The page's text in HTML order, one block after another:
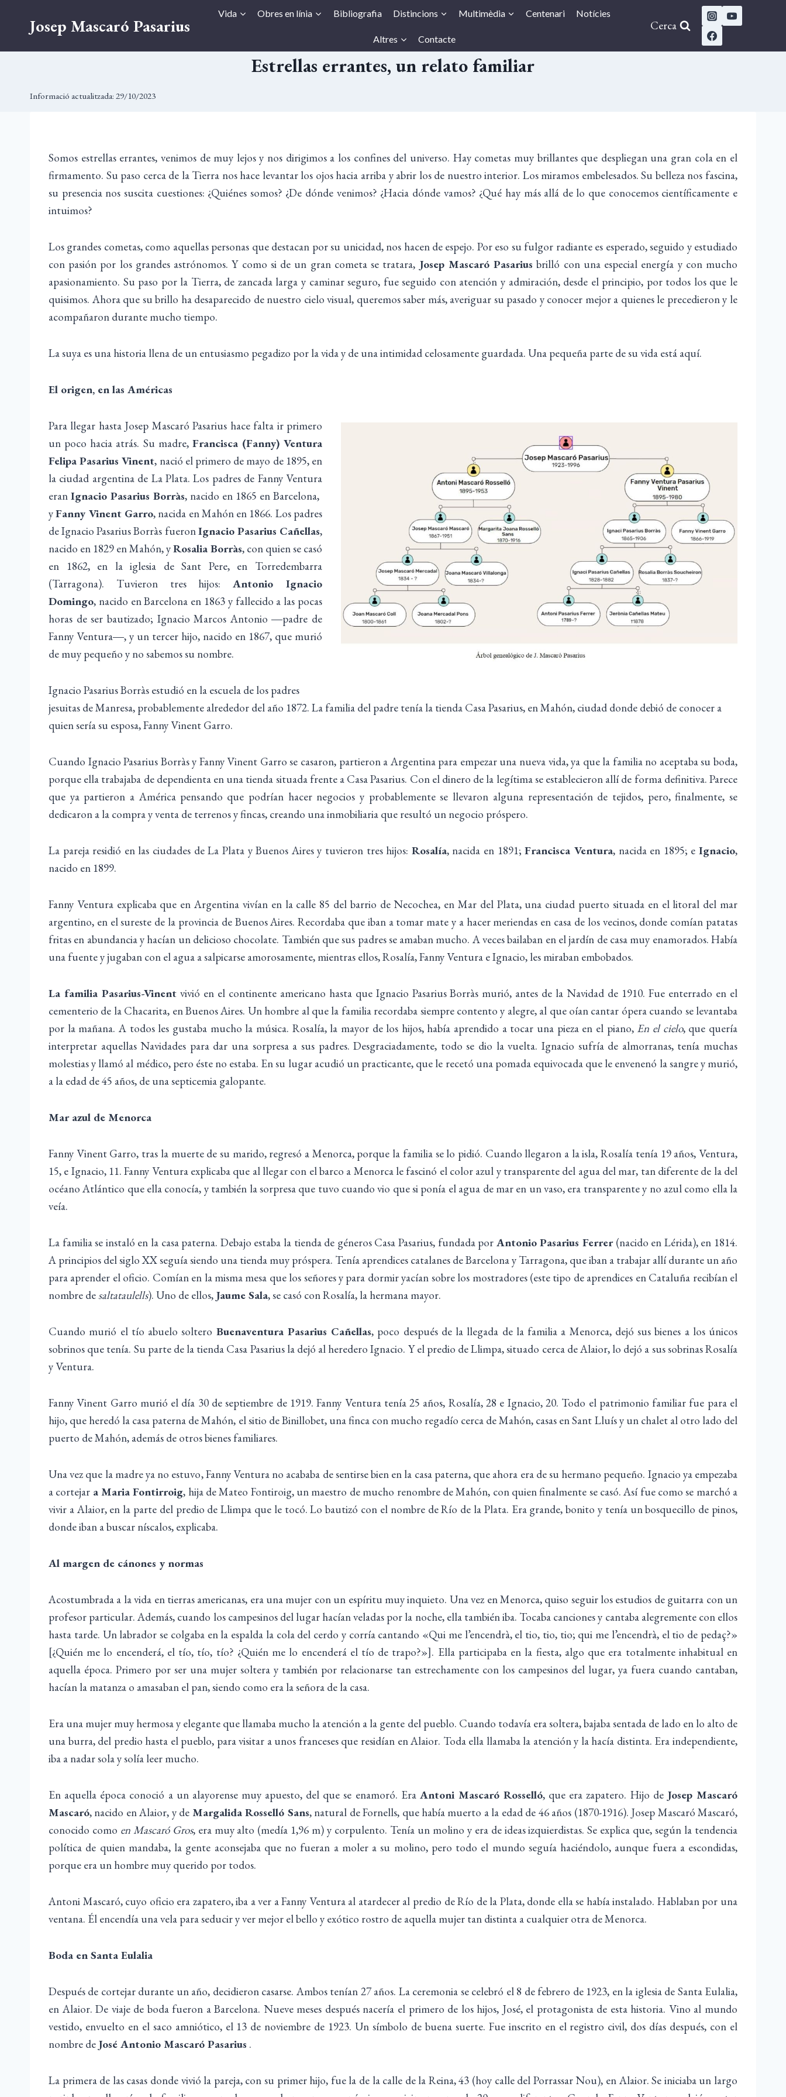
Josep Mascaró Pasarius
Vida Obres en línia Bibliografia Distincions Multimèdia Centenari Notícies
Altres Contacte
Cerca
Estrellas errantes, un relato familiar
Informació actualitzada: 29/10/2023
Somos estrellas errantes, venimos de muy lejos y nos dirigimos a los confines del universo. Hay cometas muy brillantes que despliegan una gran cola en el
firmamento. Su paso cerca de la Tierra nos hace levantar los ojos hacia arriba y abrir los de nuestro interior. Los miramos embelesados. Su belleza nos fascina,
su presencia nos suscita cuestiones: ¿Quiénes somos? ¿De dónde venimos? ¿Hacia dónde vamos? ¿Qué hay más allá de lo que conocemos científicamente e
intuimos?
Los grandes cometas, como aquellas personas que destacan por su unicidad, nos hacen de espejo. Por eso su fulgor radiante es esperado, seguido y estudiado
con pasión por los grandes astrónomos. Y como si de un gran cometa se tratara, Josep Mascaró Pasarius brilló con una especial energía y con mucho
apasionamiento. Su paso por la Tierra, de zancada larga y caminar seguro, fue seguido con atención y admiración, desde el principio, por todos los que le
quisimos. Ahora que su brillo ha desaparecido de nuestro cielo visual, queremos saber más, averiguar su pasado y conocer mejor a quienes le precedieron y le
acompañaron durante mucho tiempo.
La suya es una historia llena de un entusiasmo pegadizo por la vida y de una intimidad celosamente guardada. Una pequeña parte de su vida está aquí.
El origen, en las Américas
Para llegar hasta Josep Mascaró Pasarius hace falta ir primero
un poco hacia atrás. Su madre, Francisca (Fanny) Ventura
Felipa Pasarius Vinent, nació el primero de mayo de 1895, en
la ciudad argentina de La Plata. Los padres de Fanny Ventura
eran Ignacio Pasarius Borràs, nacido en 1865 en Barcelona, ​​
yFanny Vinent Garro, nacida en Mahón en 1866. Los padres
de Ignacio Pasarius Borràs fueronIgnacio Pasarius Cañellas,
nacido en 1829 en Mahón, yRosalia Borràs, con quien se casó
en 1862, en la iglesia de Sant Pere, en Torredembarra
(Tarragona). Tuvieron tres hijos:Antonio Ignacio
Domingo, nacido en Barcelona en 1863 y fallecido a las pocas
horas de ser bautizado; Ignacio Marcos Antonio ―padre de
Fanny Ventura―, y un tercer hijo, nacido en 1867, que murió
de muy pequeño y no sabemos su nombre.
Ignacio Pasarius Borràs estudió en la escuela de los padres
jesuitas de Manresa, probablemente alrededor del año 1872. La familia del padre tenía la tienda Casa Pasarius, en Mahón, ciudad donde debió de conocer a
quien sería su esposa, Fanny Vinent Garro.
Cuando Ignacio Pasarius Borràs y Fanny Vinent Garro se casaron, partieron a Argentina para empezar una nueva vida, ya que la familia no aceptaba su boda,
porque ella trabajaba de dependienta en una tienda situada frente a Casa Pasarius. Con el dinero de la legítima se establecieron allí de forma definitiva. Parece
que ya partieron a América pensando que podrían hacer negocios y probablemente se llevaron alguna representación de tejidos, pero, finalmente, se
dedicaron a la compra y venta de terrenos y fincas, creando una inmobiliaria que resultó un negocio próspero.
La pareja residió en las ciudades de La Plata y Buenos Aires y tuvieron tres hijos: Rosalía, nacida en 1891;Francisca Ventura, nacida en 1895; eIgnacio,
nacido en 1899.
Fanny Ventura explicaba que en Argentina vivían en la calle 85 del barrio de Necochea, en Mar del Plata, una ciudad puerto situada en el litoral del mar
argentino, en el sureste de la provincia de Buenos Aires. Recordaba que iban a tomar mate y a hacer meriendas en casa de los vecinos, donde comían patatas
fritas en abundancia y hacían un delicioso chocolate. También que sus padres se amaban mucho. A veces bailaban en el jardín de casa muy enamorados. Había
una fuente y jugaban con el agua a salpicarse amorosamente, mientras ellos, Rosalía, Fanny Ventura e Ignacio, les miraban embobados.
La familia Pasarius-Vinentvivió en el continente americano hasta que Ignacio Pasarius Borràs murió, antes de la Navidad de 1910. Fue enterrado en el
cementerio de la Chacarita, en Buenos Aires. Un hombre al que la familia recordaba siempre contento y alegre, al que oían cantar ópera cuando se levantaba
por la mañana. A todos les gustaba mucho la música. Rosalía, la mayor de los hijos, había aprendido a tocar una pieza en el piano, En el cielo, que quería
interpretar aquellas Navidades para dar una sorpresa a sus padres. Desgraciadamente, todo se dio la vuelta. Ignacio sufría de almorranas, tenía muchas
molestias y llamó al médico, pero éste no estaba. En su lugar acudió un practicante, que le recetó una pomada equivocada que le envenenó la sangre y murió,
a la edad de 45 años, de una septicemia galopante.
Mar azul de Menorca
Fanny Vinent Garro, tras la muerte de su marido, regresó a Menorca, porque la familia se lo pidió. Cuando llegaron a la isla, Rosalía tenía 19 años, Ventura,
15, e Ignacio, 11. Fanny Ventura explicaba que al llegar con el barco a Menorca le fascinó el color azul y transparente del agua del mar, tan diferente de la del
océano Atlántico que ella conocía, y también la sorpresa que tuvo cuando vio que si ponía el agua de mar en un vaso, era transparente y no azul como ella la
veía.
La familia se instaló en la casa paterna. Debajo estaba la tienda de géneros Casa Pasarius, fundada por Antonio Pasarius Ferrer(nacido en Lérida), en 1814.
A principios del siglo XX seguía siendo una tienda muy próspera. Tenía aprendices catalanes de Barcelona y Tarragona, que iban a trabajar allí durante un año
para aprender el oficio. Comían en la misma mesa que los señores y para dormir yacían sobre los mostradores (este tipo de aprendices en Cataluña recibían el
nombre de saltataulells). Uno de ellos, Jaume Sala, se casó con Rosalía, la hermana mayor.
Cuando murió el tío abuelo soltero Buenaventura Pasarius Cañellas, poco después de la llegada de la familia a Menorca, dejó sus bienes a los únicos
sobrinos que tenía. Su parte de la tienda Casa Pasarius la dejó al heredero Ignacio. Y el predio de Llimpa, situado cerca de Alaior, lo dejó a sus sobrinas Rosalía
y Ventura.
Fanny Vinent Garro murió el día 30 de septiembre de 1919. Fanny Ventura tenía 25 años, Rosalía, 28 e Ignacio, 20. Todo el patrimonio familiar fue para el
hijo, que heredó la casa paterna de Mahón, el sitio de Binillobet, una finca con mucho regadío cerca de Mahón, casas en Sant Lluís y un chalet al otro lado del
puerto de Mahón, además de otros bienes familiares.
Una vez que la madre ya no estuvo, Fanny Ventura no acababa de sentirse bien en la casa paterna, que ahora era de su hermano pequeño. Ignacio ya empezaba
a cortejar a Maria Fontirroig, hija de Mateo Fontiroig, un maestro de mucho renombre de Mahón, con quien finalmente se casó. Así fue como se marchó a
vivir a Alaior, en la parte del predio de Llimpa que le tocó. Lo bautizó con el nombre de Río de la Plata. Era grande, bonito y tenía un bosquecillo de pinos,
donde iban a buscar níscalos, explicaba.
Al margen de cánones y normas
Acostumbrada a la vida en tierras americanas, era una mujer con un espíritu muy inquieto. Una vez en Menorca, quiso seguir los estudios de guitarra con un
profesor particular. Además, cuando los campesinos del lugar hacían veladas por la noche, ella también iba. Tocaba canciones y cantaba alegremente con ellos
hasta tarde. Un labrador se colgaba en la espalda la cola del cerdo y corría cantando «Qui me l’encendrà, el tio, tio, tio; qui me l’encendrà, el tio de pedaç?»
[¿Quién me lo encenderá, el tío, tío, tío? ¿Quién me lo encenderá el tío de trapo?»]. Ella participaba en la fiesta, algo que era totalmente inhabitual en
aquella época. Primero por ser una mujer soltera y también por relacionarse tan estrechamente con los campesinos del lugar, ya fuera cuando cantaban,
hacían la matanza o amasaban el pan, siendo como era la señora de la casa.
Era una mujer muy hermosa y elegante que llamaba mucho la atención a la gente del pueblo. Cuando todavía era soltera, bajaba sentada de lado en lo alto de
una burra, del predio hasta el pueblo, para visitar a unos franceses que residían en Alaior. Toda ella llamaba la atención y la hacía distinta. Era independiente,
iba a nadar sola y solía leer mucho.
En aquella época conoció a un alayorense muy apuesto, del que se enamoró. Era Antoni Mascaró Rosselló, que era zapatero. Hijo de Josep Mascaró
Mascaró, nacido en Alaior, y de Margalida Rosselló Sans, natural de Fornells, que había muerto a la edad de 46 años (1870-1916). Josep Mascaró Mascaró,
conocido como en Mascaró Gros, era muy alto (medía 1,96 m) y corpulento. Tenía un molino y era de ideas izquierdistas. Se explica que, según la tendencia
política de quien mandaba, la gente aconsejaba que no fueran a moler a su molino, pero todo el mundo seguía haciéndolo, aunque fuera a escondidas,
porque era un hombre muy querido por todos.
Antoni Mascaró, cuyo oficio era zapatero, iba a ver a Fanny Ventura al atardecer al predio de Río de la Plata, donde ella se había instalado. Hablaban por una
ventana. Él encendía una vela para seducir y ver mejor el bello y exótico rostro de aquella mujer tan distinta a cualquier otra de Menorca.
Boda en Santa Eulalia
Después de cortejar durante un año, decidieron casarse. Ambos tenían 27 años. La ceremonia se celebró el 8 de febrero de 1923, en la iglesia de Santa Eulalia,
en Alaior. De viaje de boda fueron a Barcelona. Nueve meses después nacería el primero de los hijos, José, el protagonista de esta historia. Vino al mundo
vestido, envuelto en el saco amniótico, el 13 de noviembre de 1923. Un símbolo de buena suerte. Fue inscrito en el registro civil, dos días después, con el
nombre de José Antonio Mascaró Pasarius .
La primera de las casas donde vivió la pareja, con su primer hijo, fue la de la calle de la Reina, 43 (hoy calle del Porrassar Nou), en Alaior. Se iniciaba un largo